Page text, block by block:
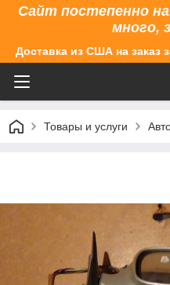
Сайт постепенно
много,
Доставка из США на заказ
Товары и услуги